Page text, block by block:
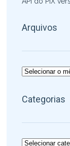
Arquivos
Arquivos
Categorias
Categorias